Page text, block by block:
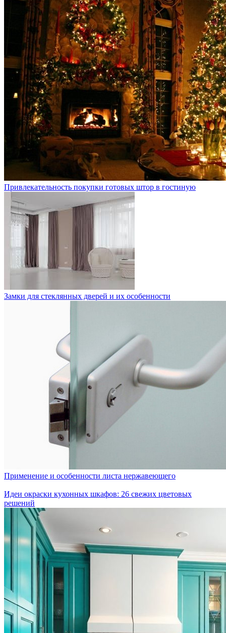
Привлекательность покупки готовых штор в гостиную
Замки для стеклянных дверей и их особенности
Применение и особенности листа нержавеющего
Идеи окраски кухонных шкафов: 26 свежих цветовых
решений